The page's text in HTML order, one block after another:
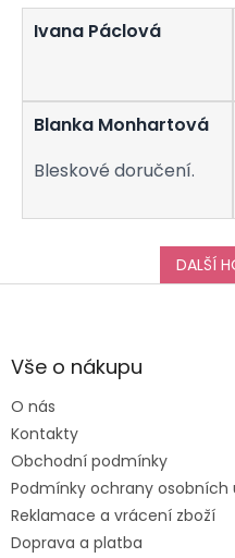
Ivana Páclová
Blanka Monhartová
Bleskové doručení.
DALŠÍ
Z
aVše o nákupu
O nás
Kontakty
Obchodní podmínky
Podmínky ochrany osobních
Reklamace a vrácení zboží
Doprava a platba